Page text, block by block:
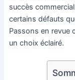
succès
certains défauts
Passons en revue
un choix éclairé.